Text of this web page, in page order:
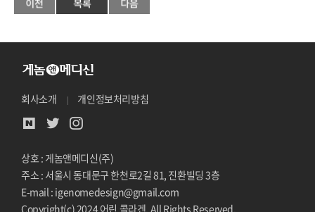
회사소개 개인정보처리방침
상호 : 게놈앤메디신(주)
주소 : 서울시 동대문구 한천로2길 81, 진환빌딩 3층
E-mail : igenomedesign@gmail.com
Copyright(c) 2024 어린 콜라겐. All Rights Reserved.